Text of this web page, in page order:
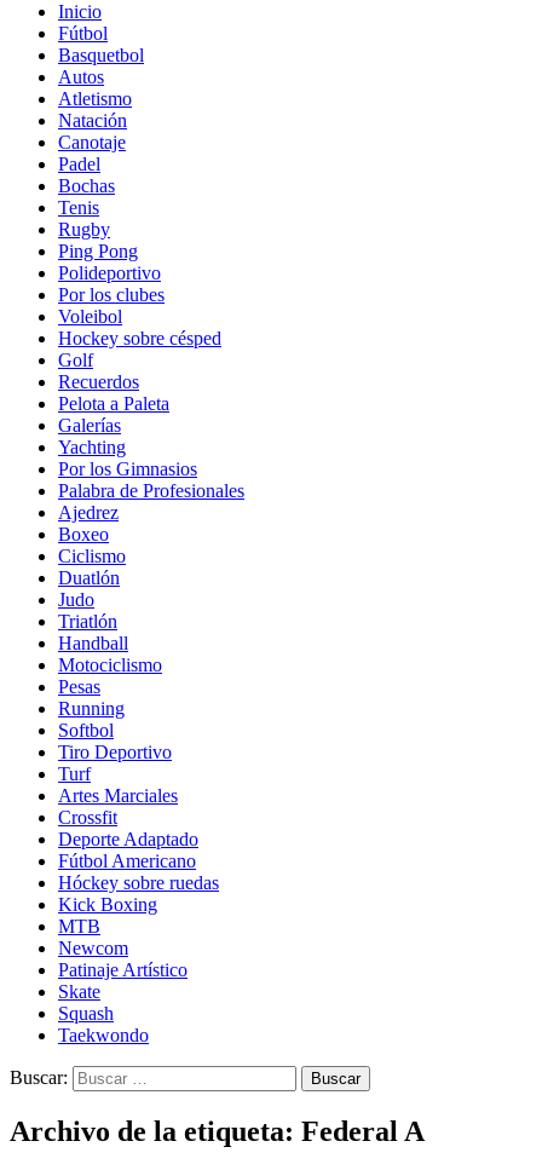
Inicio
Fútbol
Basquetbol
Autos
Atletismo
Natación
Canotaje
Padel
Bochas
Tenis
Rugby
Ping Pong
Polideportivo
Por los clubes
Voleibol
Hockey sobre césped
Golf
Recuerdos
Pelota a Paleta
Galerías
Yachting
Por los Gimnasios
Palabra de Profesionales
Ajedrez
Boxeo
Ciclismo
Duatlón
Judo
Triatlón
Handball
Motociclismo
Pesas
Running
Softbol
Tiro Deportivo
Turf
Artes Marciales
Crossfit
Deporte Adaptado
Fútbol Americano
Hóckey sobre ruedas
Kick Boxing
MTB
Newcom
Patinaje Artístico
Skate
Squash
Taekwondo
Buscar:
Archivo de la etiqueta: Federal A